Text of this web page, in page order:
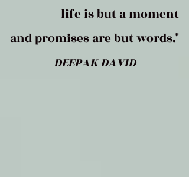
life is but a moment
and promises are but words."
DEEPAK DAVID